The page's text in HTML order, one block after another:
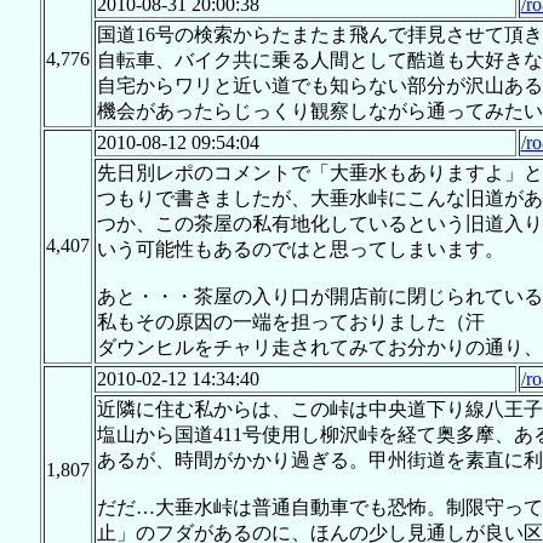
4,776
2010-08-31 20:00:38
/
国道16号の検索からたまたま飛んで拝見させて頂
自転車、バイク共に乗る人間として酷道も大好き
自宅からワリと近い道でも知らない部分が沢山あ
機会があったらじっくり観察しながら通ってみた
4,407
2010-08-12 09:54:04
/
先日別レポのコメントで「大垂水もありますよ」
つもりで書きましたが、大垂水峠にこんな旧道が
つか、この茶屋の私有地化しているという旧道入
いう可能性もあるのではと思ってしまいます。
あと・・・茶屋の入り口が開店前に閉じられてい
私もその原因の一端を担っておりました（汗
ダウンヒルをチャリ走されてみてお分かりの通り
1,807
2010-02-12 14:34:40
/
近隣に住む私からは、この峠は中央道下り線八王
塩山から国道411号使用し柳沢峠を経て奥多摩、
あるが、時間がかかり過ぎる。甲州街道を素直に
だだ…大垂水峠は普通自動車でも恐怖。制限守っ
止」のフダがあるのに、ほんの少し見通しが良い